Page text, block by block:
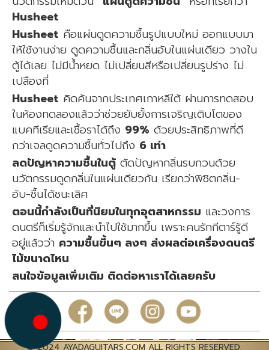
Husheet
Husheet คือแผ่นดูดความชื้นรูปแบบใหม่ ออกแบบมา
ให้ใช้งานง่าย ดูดความชื้นและกลิ่นอับในแผ่นเดียว วางใน
ตู้ได้เลย ไม่มีน้ำหยด ไม่เปลี่ยนสีหรือเปลี่ยนรูปร่าง ไม่
เปลืองที่
Husheet คิดค้นจากประเทศเกาหลีใต้ ผ่านการทดสอบ
ในห้องทดลองแล้วว่าช่วยยับยั้งการเจริญเติบโตของ
แบคทีเรียและเชื้อราได้ถึง 99% ด้วยประสิทธิภาพที่ดี
กว่าเจลดูดความชื้นทั่วไปถึง 6 เท่า
ลดปัญหาความชื้นในตู้ ตัดปัญหากลิ่นรบกวนด้วย
นวัตกรรมดูดกลิ่นในแผ่นเดียวกัน เรียกว่าพิชิตกลิ่น-
อับ-ชื้นได้ชนะเลิศ
ตอนนี้กำลังเป็นที่นิยมในทุกอุตสาหกรรม และวงการ
ดนตรีก็เริ่มรู้จักและนำไปใช้มากขึ้น เพราะคนรักกีตาร์รู้ดี
อยู่แล้วว่า ความชื้นขึ้นๆ ลงๆ ส่งผลต่อเครื่องดนตรี
ไม้ขนาดไหน
สนใจข้อมูลเพิ่มเติม ติดต่อหาเราได้เลยครับ
© 2024 AYADAGUITARS.COM ALL RIGHTS RESERVED.